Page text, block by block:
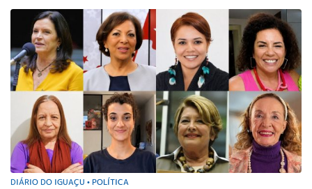
DIÁRIO DO IGUAÇU • POLÍTICA